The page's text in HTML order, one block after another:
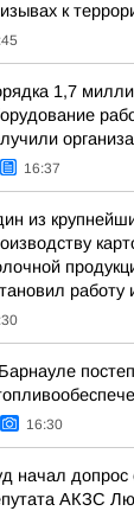
к
1,7
16:37
из
работу
16:30
начал допрос
АКЗС